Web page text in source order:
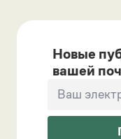
Новые
вашей